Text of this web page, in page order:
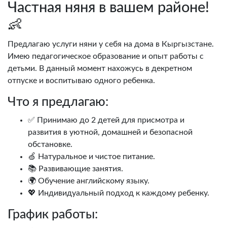
Частная няня в вашем районе!
👶
Предлагаю услуги няни у себя на дома в Кыргызстане.
Имею педагогическое образование и опыт работы с
детьми. В данный момент нахожусь в декретном
отпуске и воспитываю одного ребенка.
Что я предлагаю:
✅ Принимаю до 2 детей для присмотра и
развития в уютной, домашней и безопасной
обстановке.
🍏 Натуральное и чистое питание.
📚 Развивающие занятия.
🌍 Обучение английскому языку.
💖 Индивидуальный подход к каждому ребенку.
График работы: